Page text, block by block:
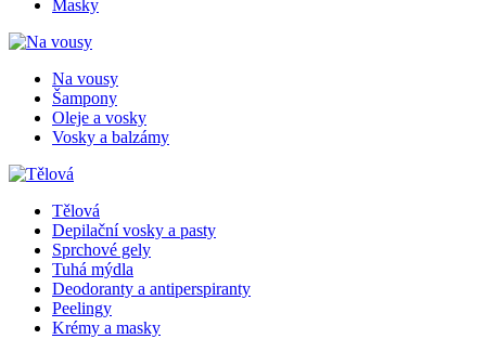
Masky
Na vousy
Šampony
Oleje a vosky
Vosky a balzámy
Tělová
Depilační vosky a pasty
Sprchové gely
Tuhá mýdla
Deodoranty a antiperspiranty
Peelingy
Krémy a masky